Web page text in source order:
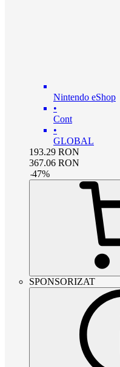
Nintendo eShop
•
Cont
•
GLOBAL
193.29 RON
367.06 RON
-47%
SPONSORIZAT